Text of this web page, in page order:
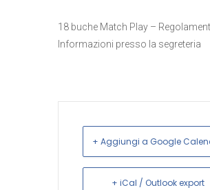
18 buche Match Play –
Informazioni presso la segreteria
+ Aggiungi a Google
+ iCal / Outlook export